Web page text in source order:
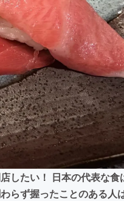
for Social Good
ふるさと納税machi-ya
したい！ 日本の代表な食
らず握ったことのある人